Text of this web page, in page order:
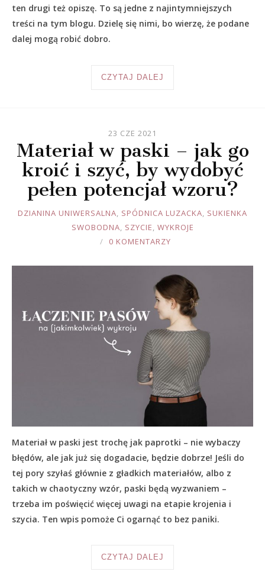
ten drugi też opiszę. To są jedne z najintymniejszych
treści na tym blogu. Dzielę się nimi, bo wierzę, że podane
dalej mogą robić dobro.
CZYTAJ DALEJ
23 CZE 2021
Materiał w paski – jak go
kroić i szyć, by wydobyć
pełen potencjał wzoru?
JOULE
DZIANINA UNIWERSALNA, SPÓDNICA LUZACKA, SUKIENKA
SWOBODNA, SZYCIE, WYKROJE
0 KOMENTARZY
Materiał w paski jest trochę jak paprotki – nie wybaczy
błędów, ale jak już się dogadacie, będzie dobrze! Jeśli do
tej pory szyłaś głównie z gładkich materiałów, albo z
takich w chaotyczny wzór, paski będą wyzwaniem –
trzeba im poświęcić więcej uwagi na etapie krojenia i
szycia. Ten wpis pomoże Ci ogarnąć to bez paniki.
CZYTAJ DALEJ